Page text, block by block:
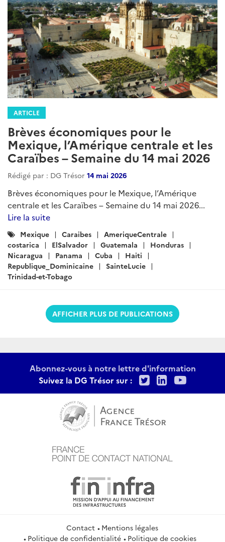
ARTICLE
Brèves économiques pour le
Mexique, l’Amérique centrale et les
Caraïbes – Semaine du 14 mai 2026
Rédigé par : DG Trésor 14 mai 2026
Brèves économiques pour le Mexique, l’Amérique
centrale et les Caraïbes – Semaine du 14 mai 2026...
Lire la suite
Catégories
:
Mexique Caraibes
AmeriqueCentrale
costarica
ElSalvador Guatemala
Honduras
Nicaragua
Panama Cuba
Haiti
Republique_Dominicaine
SainteLucie
Trinidad-et-Tobago
AFFICHER PLUS DE PUBLICATIONS
Abonnez-vous à notre lettre d'information
Suivez la DG Trésor sur :
TwitterLinkedIn
Contact
Mentions légales
Politique de confidentialité
Politique de cookies